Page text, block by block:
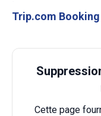
Trip.com
Cette page